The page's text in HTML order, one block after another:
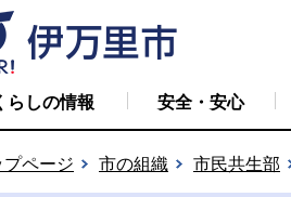
らしの情報 安全・安心
プページ 市の組織 市民共生部